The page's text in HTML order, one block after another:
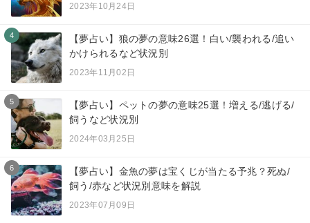
2023年10月24日
4
【夢占い】狼の夢の意味26選！白い/襲われる/追い
かけられるなど状況別
2023年11月02日
5
【夢占い】ペットの夢の意味25選！増える/逃げる/
飼うなど状況別
2024年03月25日
6
【夢占い】金魚の夢は宝くじが当たる予兆？死ぬ/
飼う/赤など状況別意味を解説
2023年07月09日